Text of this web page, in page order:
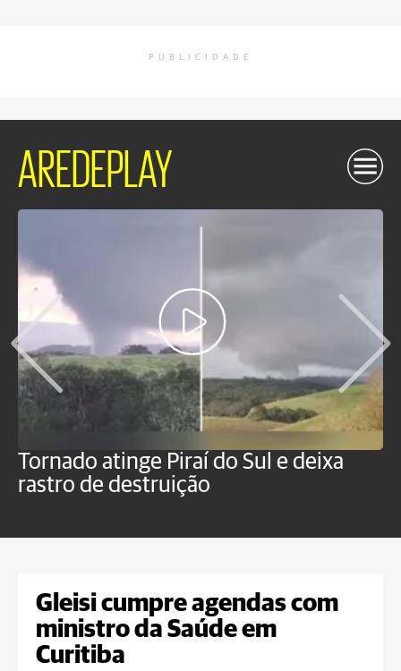
PUBLICIDADE
AREDEPLAY
Tornado atinge Piraí do Sul e deixa
rastro de destruição
Gleisi cumpre agendas com
ministro da Saúde em
Curitiba